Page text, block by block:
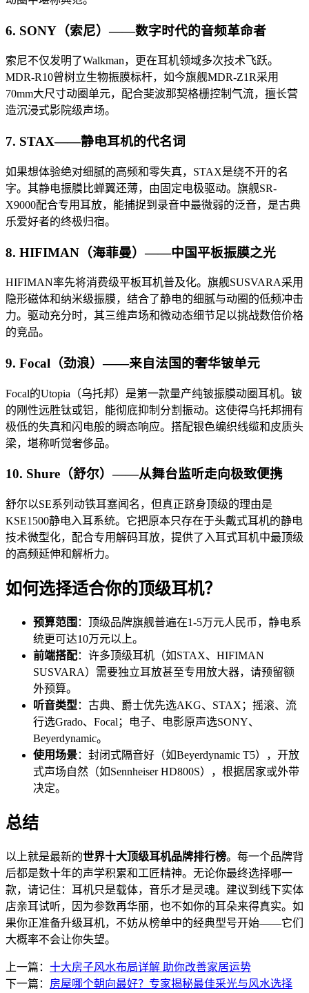
6. SONY（索尼）——数字时代的音频革命者
索尼不仅发明了Walkman，更在耳机领域多次技术飞跃。
MDR-R10曾树立生物振膜标杆，如今旗舰MDR-Z1R采用
70mm大尺寸动圈单元，配合斐波那契格栅控制气流，擅长营
造沉浸式影院级声场。
7. STAX——静电耳机的代名词
如果想体验绝对细腻的高频和零失真，STAX是绕不开的名
字。其静电振膜比蝉翼还薄，由固定电极驱动。旗舰SR-
X9000配合专用耳放，能捕捉到录音中最微弱的泛音，是古典
乐爱好者的终极归宿。
8. HIFIMAN（海菲曼）——中国平板振膜之光
HIFIMAN率先将消费级平板耳机普及化。旗舰SUSVARA采用
隐形磁体和纳米级振膜，结合了静电的细腻与动圈的低频冲击
力。驱动充分时，其三维声场和微动态细节足以挑战数倍价格
的竞品。
9. Focal（劲浪）——来自法国的奢华铍单元
Focal的Utopia（乌托邦）是第一款量产纯铍振膜动圈耳机。铍
的刚性远胜钛或铝，能彻底抑制分割振动。这使得乌托邦拥有
极低的失真和闪电般的瞬态响应。搭配银色编织线缆和皮质头
梁，堪称听觉奢侈品。
10. Shure（舒尔）——从舞台监听走向极致便携
舒尔以SE系列动铁耳塞闻名，但真正跻身顶级的理由是
KSE1500静电入耳系统。它把原本只存在于头戴式耳机的静电
技术微型化，配合专用解码耳放，提供了入耳式耳机中最顶级
的高频延伸和解析力。
如何选择适合你的顶级耳机？
预算范围 ：顶级品牌旗舰普遍在1-5万元人民币，静电系
统更可达10万元以上。
前端搭配：许多顶级耳机（如STAX、HIFIMAN
SUSVARA）需要独立耳放甚至专用放大器，请预留额
外预算。
听音类型 ：古典、爵士优先选AKG、STAX；摇滚、流
行选Grado、Focal；电子、电影原声选SONY、
Beyerdynamic。
使用场景：封闭式隔音好（如Beyerdynamic T5），开放
式声场自然（如Sennheiser HD800S），根据居家或外带
决定。
总结
以上就是最新的世界十大顶级耳机品牌排行榜。每一个品牌背
后都是数十年的声学积累和工匠精神。无论你最终选择哪一
款，请记住：耳机只是载体，音乐才是灵魂。建议到线下实体
店亲耳试听，因为参数再华丽，也不如你的耳朵来得真实。如
果你正准备升级耳机，不妨从榜单中的经典型号开始——它们
大概率不会让你失望。
上一篇： 十大房子风水布局详解 助你改善家居运势
下一篇： 房屋哪个朝向最好？专家揭秘最佳采光与风水选择